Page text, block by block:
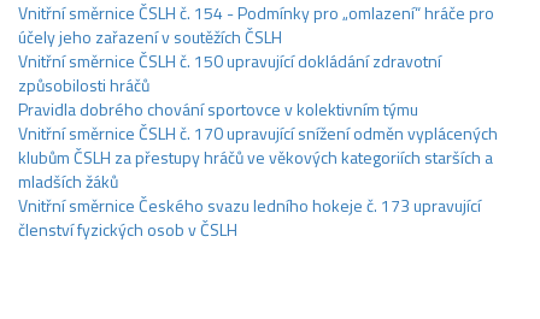
Vnitřní směrnice ČSLH č. 154 - Podmínky pro „omlazení“ hráče pro
účely jeho zařazení v soutěžích ČSLH
Vnitřní směrnice ČSLH č. 150 upravující dokládání zdravotní
způsobilosti hráčů
Pravidla dobrého chování sportovce v kolektivním týmu
Vnitřní směrnice ČSLH č. 170 upravující snížení odměn vyplácených
klubům ČSLH za přestupy hráčů ve věkových kategoriích starších a
mladších žáků
Vnitřní směrnice Českého svazu ledního hokeje č. 173 upravující
členství fyzických osob v ČSLH